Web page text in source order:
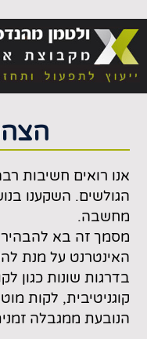
מפת
האתר
עבור
לתוכן
יצירת-קשר
אנו רואים חשיבות
הגולשים. השקענו
מחשבה.
מסמך זה בא
האינטרנט על מנת
בדרגות שונות כגון
קוגניטיבית, לקות
הנובעת ממגבלה